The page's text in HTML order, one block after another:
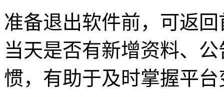
准备退出软件前，可返
当天是否有新增资料、
惯，有助于及时掌握平